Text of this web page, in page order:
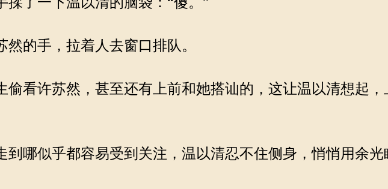
的手，拉着人去窗口排队。
看许苏然，甚至还有上前和她搭讪的，这让温以清想起
哪似乎都容易受到关注，温以清忍不住侧身，悄悄用余光